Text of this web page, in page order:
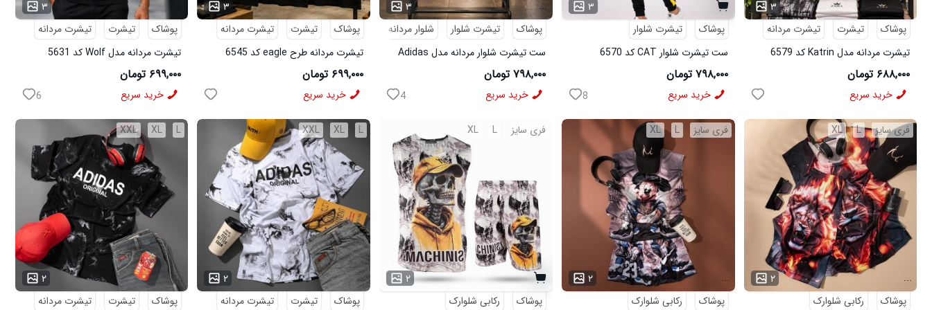
۳
پوشاک
تیشرت
تیشرت مردانه
تیشرت مردانه مدل Katrin کد 6579
۶۸۸,۰۰۰ تومان
خرید سریع
۳
پوشاک
تیشرت شلوار
ست تیشرت شلوار CAT کد 6570
۷۹۸,۰۰۰ تومان
خرید سریع 8
۳
...
پوشاک
تیشرت شلوار
شلوار مردانه
ست تیشرت شلوار مردانه مدل Adidas
کد 6569
۷۹۸,۰۰۰ تومان
خرید سریع 4
۳
...
پوشاک
تیشرت
تیشرت مردانه
تیشرت مردانه طرح eagle کد 6545
۶۹۹,۰۰۰ تومان
خرید سریع
۳
پوشاک
تیشرت
تیشرت مردانه
تیشرت مردانه مدل Wolf کد 5631
۶۹۹,۰۰۰ تومان
خرید سریع 6
فری سایز L
XL
۲
...
پوشاک
رکابی شلوارک
فری سایز L
XL
۲
...
پوشاک
رکابی شلوارک
فری سایز L
XL
۲
پوشاک
رکابی شلوارک
L
XL
XXL
۲
...
پوشاک
تیشرت تیشرت مردانه
L
XL
XXL
۲
...
پوشاک
تیشرت تیشرت مردانه